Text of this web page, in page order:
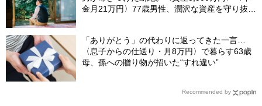
金月21万円〉77歳男性、潤沢な資産を守り抜い
「ありがとう」の代わりに返ってきた一言…
〈息子からの仕送り・月8万円〉で暮らす63歳
母、孫への贈り物が招いた“すれ違い”
Recommended by